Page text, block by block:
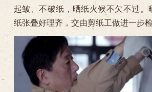
起皱、不破纸，晒纸火候不欠不过。
纸张叠好理齐，交由剪纸工做进一步检